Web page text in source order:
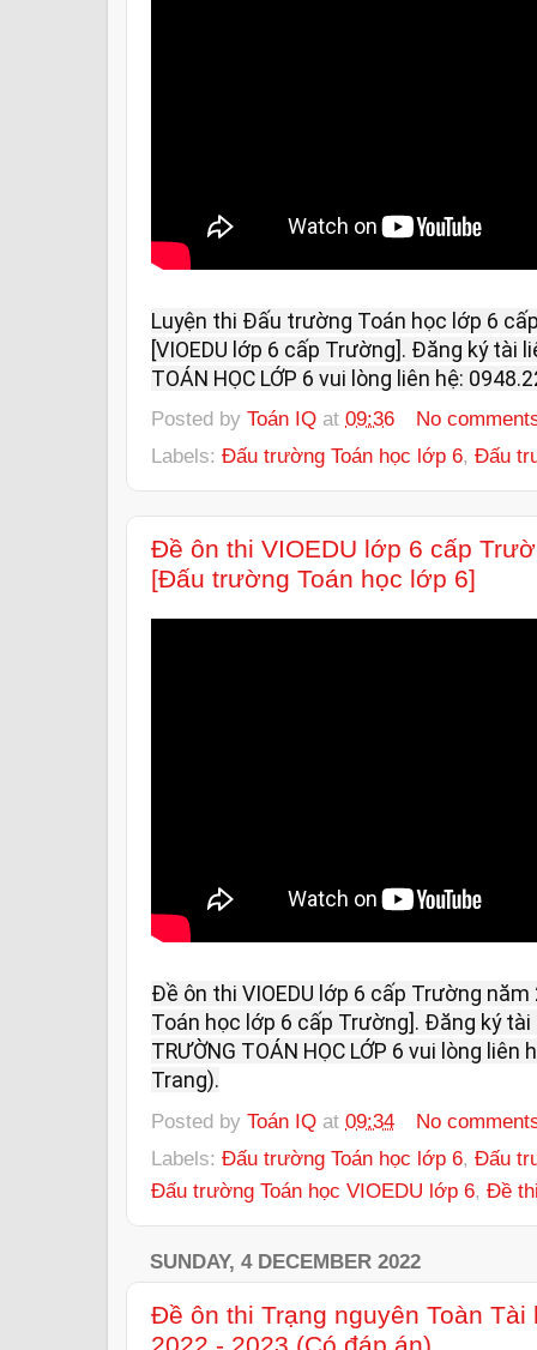
Luyện thi Đấu trường Toán học lớp 6
[VIOEDU lớp 6 cấp Trường]. Đăng ký tài
TOÁN HỌC LỚP 6 vui lòng liên hệ:
Posted by Toán IQ at 09:36
No
Labels: Đấu trường Toán học lớp 6, Đấu
Đề ôn thi VIOEDU lớp 6 cấp
[Đấu trường Toán học lớp 6]
Đề ôn thi VIOEDU lớp 6 cấp Trường
Toán học lớp 6 cấp Trường]. Đăng ký tài
TRƯỜNG TOÁN HỌC LỚP 6 vui lòng liên
Trang).
Posted by Toán IQ at 09:34
No
Labels: Đấu trường Toán học lớp 6, Đấu
Đấu trường Toán học VIOEDU lớp 6, Đề
SUNDAY, 4 DECEMBER 2022
Đề ôn thi Trạng nguyên Toàn